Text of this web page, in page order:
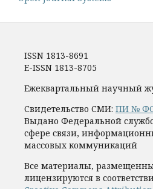
ISSN 1813-8691
E-ISSN 1813-8705
Ежеквартальный научный
Свидетельство СМИ: ПИ № ФС
Выдано Федеральной
сфере связи,
массовых коммуникаций
Все материалы,
лицензируются в